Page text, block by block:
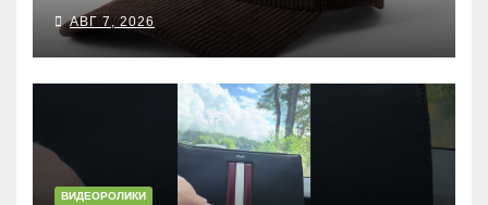
АВГ 7, 2026
ВИДЕОРОЛИКИ